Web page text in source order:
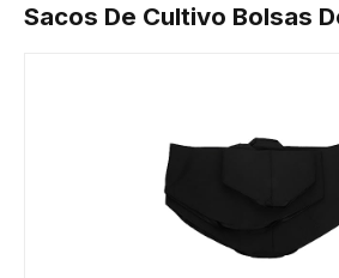
Sacos De Cultivo Bolsas